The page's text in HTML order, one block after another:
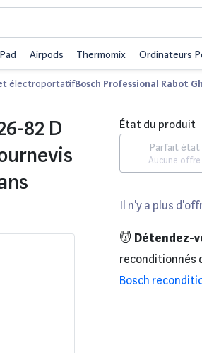
Airpods Thermomix Ordinateurs
électroportatifBosch Professional Rabot
82 D
État du produit
Parfait état
Aucune offre
Il n'y a plus
💆 Détendez-
reconditionnés
Bosch